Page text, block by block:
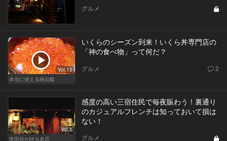
グルメ
Vol.15
本当に使える絶品鮨
いくらのシーズン到来！いくら丼専門店の
「神の食べ物」って何だ？
グルメ 2
Vol.5
世田谷が誇る名店
感度の高い三宿住民で毎夜賑わう！裏通り
のカジュアルフレンチは知っておいて損は
ない！
グルメ